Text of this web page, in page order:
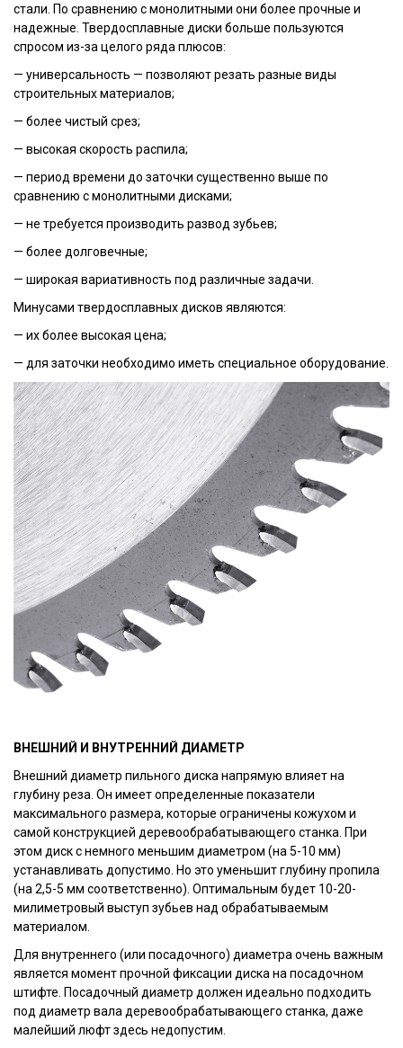
стали. По сравнению с монолитными они более прочные и
надежные. Твердосплавные диски больше пользуются
спросом из-за целого ряда плюсов:
— универсальность — позволяют резать разные виды
строительных материалов;
— более чистый срез;
— высокая скорость распила;
— период времени до заточки существенно выше по
сравнению с монолитными дисками;
— не требуется производить развод зубьев;
— более долговечные;
— широкая вариативность под различные задачи.
Минусами твердосплавных дисков являются:
— их более высокая цена;
— для заточки необходимо иметь специальное оборудование.
ВНЕШНИЙ И ВНУТРЕННИЙ ДИАМЕТР
Внешний диаметр пильного диска напрямую влияет на
глубину реза. Он имеет определенные показатели
максимального размера, которые ограничены кожухом и
самой конструкцией деревообрабатывающего станка. При
этом диск с немного меньшим диаметром (на 5-10 мм)
устанавливать допустимо. Но это уменьшит глубину пропила
(на 2,5-5 мм соответственно). Оптимальным будет 10-20-
милиметровый выступ зубьев над обрабатываемым
материалом.
Для внутреннего (или посадочного) диаметра очень важным
является момент прочной фиксации диска на посадочном
штифте. Посадочный диаметр должен идеально подходить
под диаметр вала деревообрабатывающего станка, даже
малейший люфт здесь недопустим.